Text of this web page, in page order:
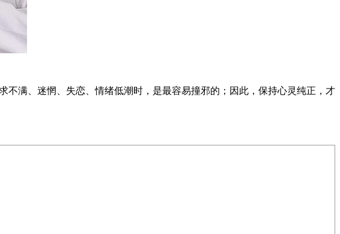
满、迷惘、失恋、情绪低潮时，是最容易撞邪的；因此，保持心灵纯正，才